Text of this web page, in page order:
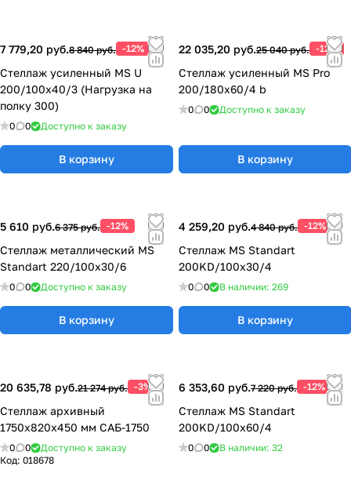
7 779,20 руб.8 840 руб. -12%
Стеллаж усиленный MS U
200/100x40/3 (Нагрузка на
полку 300)
0 0 Доступно к заказу
В корзину
22 035,20 руб.25 040 руб. -12%
Стеллаж усиленный MS Pro
200/180x60/4 b
0 0 Доступно к заказу
В корзину
5 610 руб.6 375 руб. -12%
Стеллаж металлический MS
Standart 220/100x30/6
0 0 Доступно к заказу
В корзину
4 259,20 руб.4 840 руб. -12%
Стеллаж MS Standart
200KD/100x30/4
0 0 В наличии: 269
В корзину
20 635,78 руб.21 274 руб. -3%
Стеллаж архивный
1750х820х450 мм САБ-1750
0 0
Доступно к заказу
Код: 018678
6 353,60 руб.7 220 руб. -12%
Стеллаж MS Standart
200KD/100x60/4
0 0 В наличии: 32